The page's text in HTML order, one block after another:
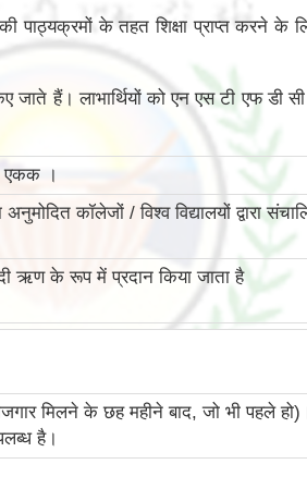
के तहत शिक्षा प्राप्त करने के
हैं। लाभार्थियों को एन एस टी एफ डी सी
एकक ।
कॉलेजों / विश्व विद्यालयों द्वारा
ऋण के रूप में प्रदान किया जाता है
मिलने के छह महीने बाद, जो भी पहले
है।